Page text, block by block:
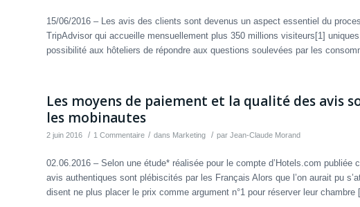
15/06/2016 – Les avis des clients sont devenus un aspect essentiel du
TripAdvisor qui accueille mensuellement plus 350 millions visiteurs[1]
possibilité aux hôteliers de répondre aux questions soulevées par les
Les moyens de paiement et la qualité des avis
les mobinautes
2 juin 2016 / 1 Commentaire / dans Marketing / par Jean-Claude Morand
02.06.2016 – Selon une étude* réalisée pour le compte d’Hotels.com
avis authentiques sont plébiscités par les Français Alors que l’on aurait pu
disent ne plus placer le prix comme argument n°1 pour réserver leur